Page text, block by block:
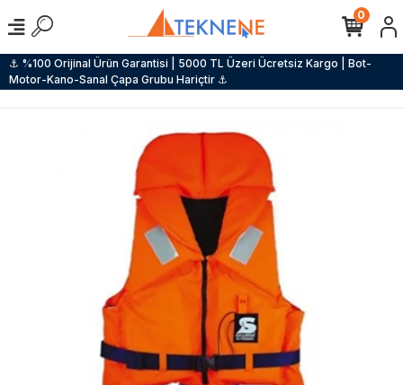
⚓ %100 Orijinal Ürün Garantisi | 5000 TL Üzeri Ücretsiz Kargo | Bot-
Motor-Kano-Sanal Çapa Grubu Hariçtir ⚓
0